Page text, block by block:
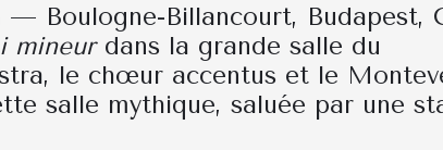
Boulogne-Billancourt, Budapest,
mineurdans la grande salle du
le chœur accentus et le
salle mythique, saluée par une